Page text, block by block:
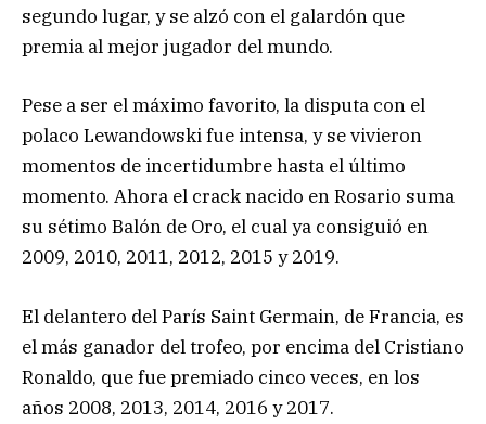
segundo lugar, y se alzó con el galardón que
premia al mejor jugador del mundo.
Pese a ser el máximo favorito, la disputa con el
polaco Lewandowski fue intensa, y se vivieron
momentos de incertidumbre hasta el último
momento. Ahora el crack nacido en Rosario suma
su sétimo Balón de Oro, el cual ya consiguió en
2009, 2010, 2011, 2012, 2015 y 2019.
El delantero del París Saint Germain, de Francia, es
el más ganador del trofeo, por encima del Cristiano
Ronaldo, que fue premiado cinco veces, en los
años 2008, 2013, 2014, 2016 y 2017.